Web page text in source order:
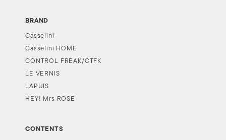
BRAND
Casselini
Casselini HOME
CONTROL FREAK/CTFK
LE VERNIS
LAPUIS
HEY! Mrs ROSE
CONTENTS